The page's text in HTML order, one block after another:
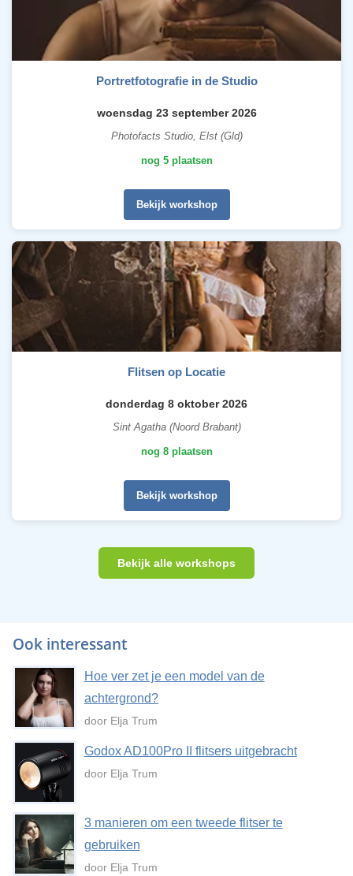
Portretfotografie in de Studio
woensdag 23 september 2026
Photofacts Studio, Elst (Gld)
nog 5 plaatsen
Bekijk workshop
Flitsen op Locatie
donderdag 8 oktober 2026
Sint Agatha (Noord Brabant)
nog 8 plaatsen
Bekijk workshop
Bekijk alle workshops
Ook interessant
Hoe ver zet je een model van de
achtergrond?
door Elja Trum
Godox AD100Pro II flitsers uitgebracht
door Elja Trum
3 manieren om een tweede flitser te
gebruiken
door Elja Trum